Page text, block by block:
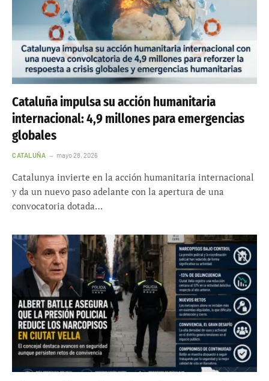
Cataluña impulsa su acción humanitaria
internacional: 4,9 millones para emergencias
globales
CATALUÑA mayo 28, 2026
Catalunya invierte en la acción humanitaria internacional
y da un nuevo paso adelante con la apertura de una
convocatoria dotada…